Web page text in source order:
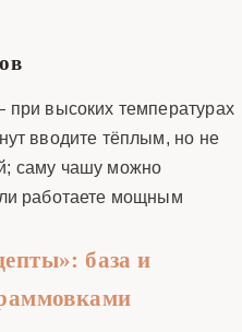
высоких температурах
вводите тёплым, но не
саму чашу можно
работаете мощным
база и